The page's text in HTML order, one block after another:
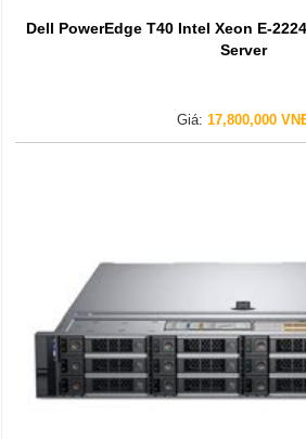
Dell PowerEdge T40 Intel Xeon E-
Server
Giá: 17,800,000